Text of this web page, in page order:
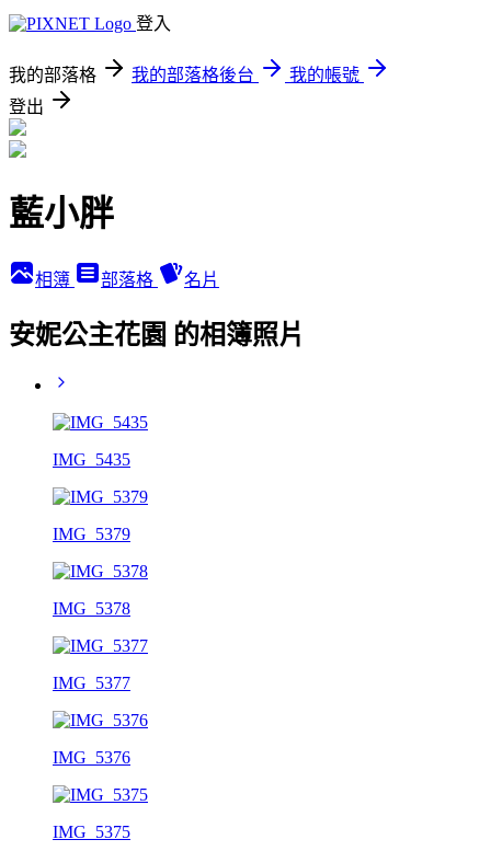
登入
我的部落格 我的部落格後台
我的帳號
登出
藍小胖
相簿 部落格 名片
安妮公主花園 的相簿照片
IMG_5435
IMG_5379
IMG_5378
IMG_5377
IMG_5376
IMG_5375